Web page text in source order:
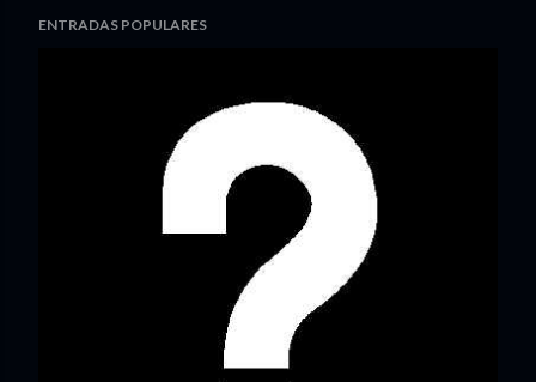
ENTRADAS POPULARES